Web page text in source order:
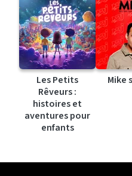
Les Petits
Rêveurs :
histoires et
aventures pour
enfants
Mike